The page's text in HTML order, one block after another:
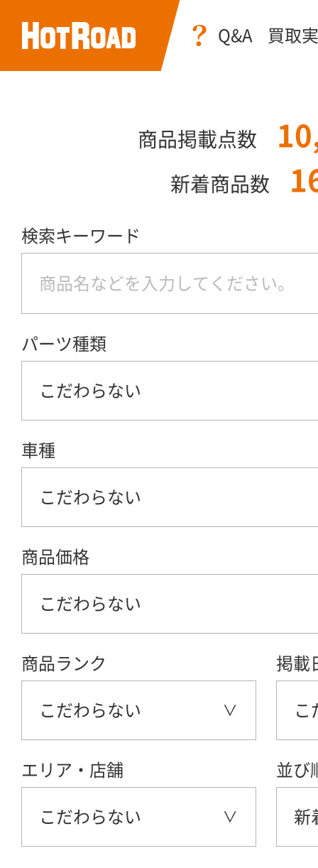
Q&A 買取
商品掲載点数
新着商品数
検索キーワード
パーツ種類
こだわらない
車種
こだわらない
商品価格
こだわらない
商品ランク
こだわらない
掲載
こ
エリア・店舗
こだわらない
並び
新